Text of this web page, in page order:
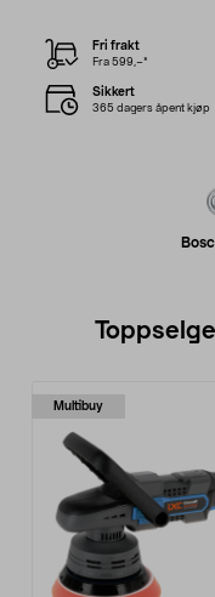
Fri frakt
Fra 599,–*
Sikkert
365 dagers åpent kjøp
Multibuy